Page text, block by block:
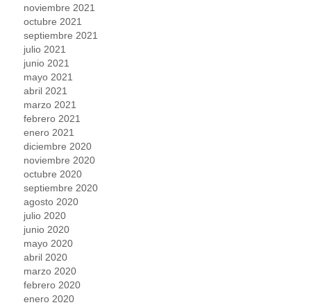
noviembre 2021
octubre 2021
septiembre 2021
julio 2021
junio 2021
mayo 2021
abril 2021
marzo 2021
febrero 2021
enero 2021
diciembre 2020
noviembre 2020
octubre 2020
septiembre 2020
agosto 2020
julio 2020
junio 2020
mayo 2020
abril 2020
marzo 2020
febrero 2020
enero 2020